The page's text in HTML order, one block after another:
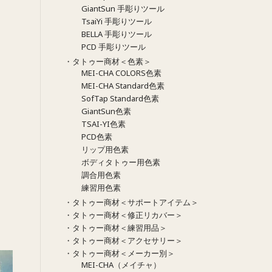
GiantSun 手彫りツール
TsaiYi 手彫りツール
BELLA 手彫りツール
PCD 手彫りツール
・タトゥー商材＜色素＞
MEI-CHA COLORS色素
MEI-CHA Standard色素
SofTap Standard色素
GiantSun色素
TSAI-YI色素
PCD色素
リップ用色素
ボディタトゥー用色素
調合用色素
練習用色素
・タトゥー商材＜サポートアイテム＞
・タトゥー商材＜修正リカバー＞
・タトゥー商材＜練習用品＞
・タトゥー商材＜アクセサリー＞
・タトゥー商材＜メーカー別＞
MEI-CHA（メイチャ）